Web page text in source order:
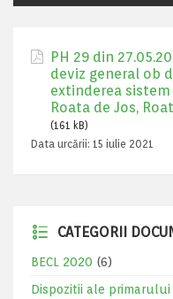
PH 29 din
deviz general ob
extinderea
Roata de Jos,
(161 kB)
Data urcării: 15 iulie 2021
CATEGORII
BECL 2020 (6)
Dispozitii ale primarului